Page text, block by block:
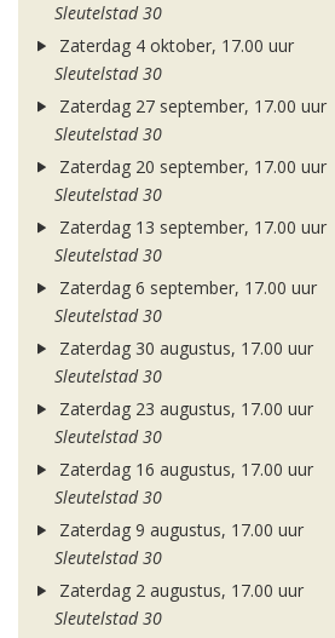
Sleutelstad 30
Zaterdag 4 oktober, 17.00 uur
Sleutelstad 30
Zaterdag 27 september, 17.00 uur
Sleutelstad 30
Zaterdag 20 september, 17.00 uur
Sleutelstad 30
Zaterdag 13 september, 17.00 uur
Sleutelstad 30
Zaterdag 6 september, 17.00 uur
Sleutelstad 30
Zaterdag 30 augustus, 17.00 uur
Sleutelstad 30
Zaterdag 23 augustus, 17.00 uur
Sleutelstad 30
Zaterdag 16 augustus, 17.00 uur
Sleutelstad 30
Zaterdag 9 augustus, 17.00 uur
Sleutelstad 30
Zaterdag 2 augustus, 17.00 uur
Sleutelstad 30